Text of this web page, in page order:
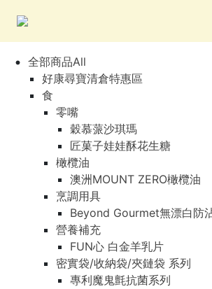
全部商品All
好康尋寶清倉特惠區
食
零嘴
穀慕蒎沙琪瑪
匠菓子娃娃酥花生糖
橄欖油
澳洲MOUNT ZERO橄欖油
烹調用具
Beyond Gourmet無漂白防
營養補充
FUN心 白金羊乳片
密實袋/收納袋/夾鏈袋 系列
專利魔鬼氈抗菌系列